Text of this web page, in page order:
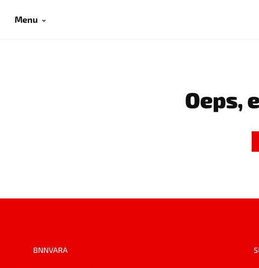
Menu
Oeps,
BNNVARA